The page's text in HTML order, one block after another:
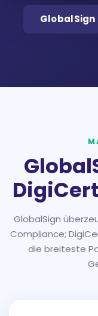
GlobalSign
Compliance;
die breiteste